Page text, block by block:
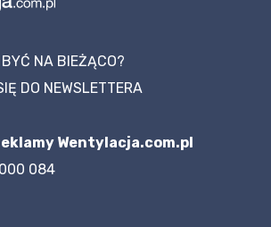
NA BIEŻĄCO?
DO NEWSLETTERA
Wentylacja.com.pl
084